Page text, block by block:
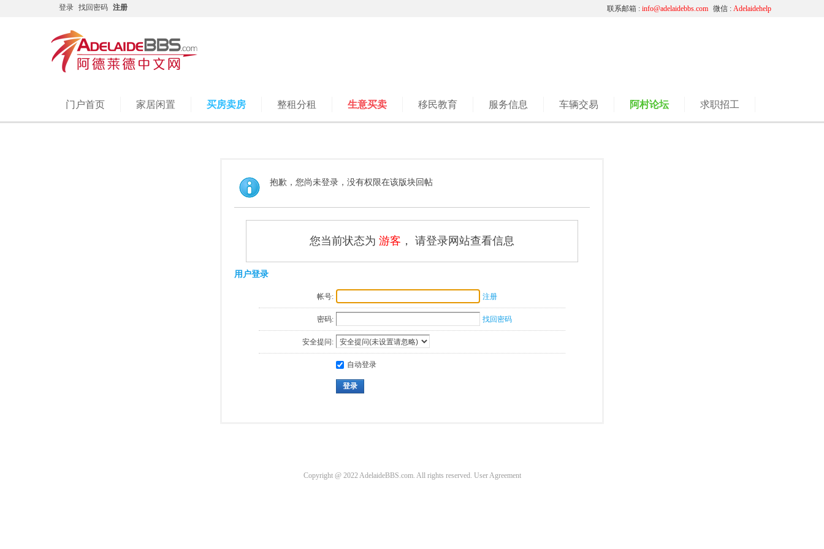
登录 找回密码 注册 微信 : Adelaidehelp
联系邮箱 : info@adelaidebbs.com
门户首页 家居闲置 买房卖房 整租分租 生意买卖 移民教育 服务信息 车辆交易 阿村论坛 求职招工
抱歉，您尚未登录，没有权限在该版块回帖
您当前状态为 游客 ， 请登录网站查看信息
用户登录
帐号: 注册
密码: 找回密码
安全提问:
自动登录
登录
Copyright @ 2022 AdelaideBBS.com. All rights reserved. User Agreement